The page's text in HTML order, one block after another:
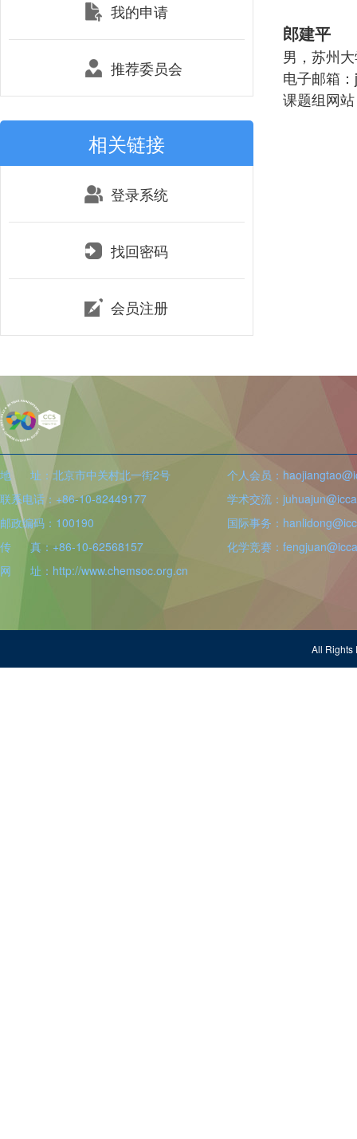
我的申请
推荐委员会
相关链接
登录系统
找回密码
会员注册
郎建平
男，苏州
电子邮箱
课题组网
地 址：北京市中关村北一街2号
联系电话：+86-10-82449177
邮政编码：100190
传 真：+86-10-62568157
网 址：http://www.chemsoc.org.cn
个人会员：
学术交流：
国际事务：
化学竞赛：
All Rights